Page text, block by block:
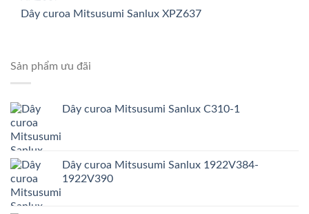
Dây curoa Mitsusumi Sanlux XPZ637
Sản phẩm ưu đãi
Dây curoa Mitsusumi Sanlux C310-1
Dây curoa Mitsusumi Sanlux 1922V384-
1922V390